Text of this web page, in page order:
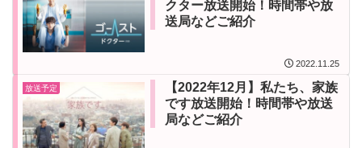
クター放送開始！時間帯や放
送局などご紹介
2022.11.25
放送予定
【2022年12月】私たち、家族
です放送開始！時間帯や放送
局などご紹介